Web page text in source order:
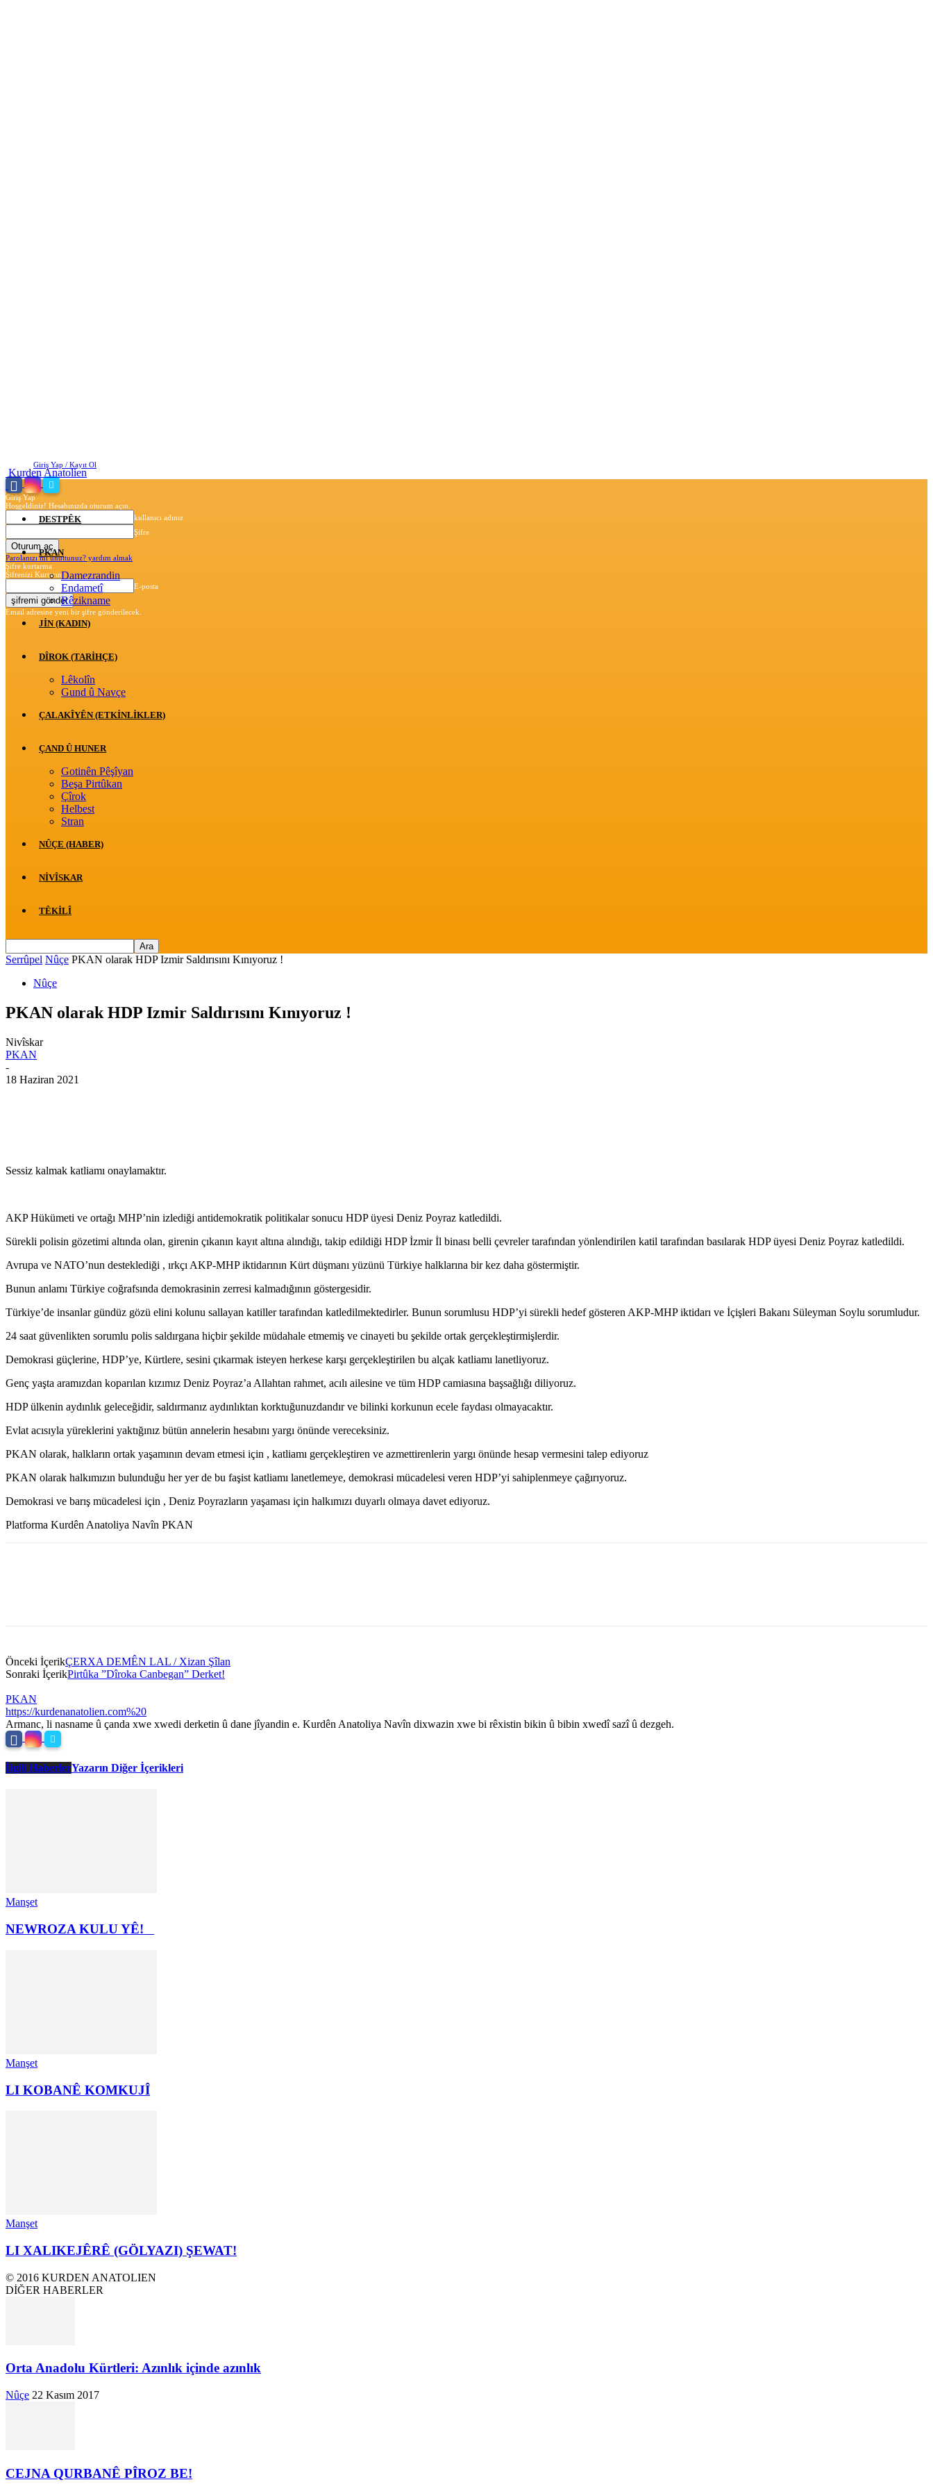
Giriş Yap / Kayıt Ol
Giriş Yap
Hoşgeldiniz! Hesabınızda oturum açın.
kullanıcı adınız
Şifre
Parolanızı mı unuttunuz? yardım almak
Şifre kurtarma
Şifrenizi Kurtarın
E-posta
Email adresine yeni bir şifre gönderilecek.
Kurden Anatolien
DESTPÊK
PKAN
Damezrandin
Endametî
Rêzikname
JİN (KADIN)
DÎROK (TARİHÇE)
Lêkolîn
Gund û Navçe
ÇALAKÎYÊN (ETKINLIKLER)
ÇAND Û HUNER
Gotinên Pêşîyan
Beşa Pirtûkan
Çîrok
Helbest
Stran
NÛÇE (HABER)
NIVÎSKAR
TÊKILÎ
Serrûpel Nûçe PKAN olarak HDP Izmir Saldırısını Kınıyoruz !
Nûçe
PKAN olarak HDP Izmir Saldırısını Kınıyoruz !
Nivîskar
PKAN
-
18 Haziran 2021
Sessiz kalmak katliamı onaylamaktır.
AKP Hükümeti ve ortağı MHP’nin izlediği antidemokratik politikalar sonucu HDP üyesi Deniz Poyraz katledildi.
Sürekli polisin gözetimi altında olan, girenin çıkanın kayıt altına alındığı, takip edildiği HDP İzmir İl binası belli çevreler tarafından yönlendirilen katil tarafından basılarak HDP üyesi Deniz Poyraz katledildi.
Avrupa ve NATO’nun desteklediği , ırkçı AKP-MHP iktidarının Kürt düşmanı yüzünü Türkiye halklarına bir kez daha göstermiştir.
Bunun anlamı Türkiye coğrafsında demokrasinin zerresi kalmadığının göstergesidir.
Türkiye’de insanlar gündüz gözü elini kolunu sallayan katiller tarafından katledilmektedirler. Bunun sorumlusu HDP’yi sürekli hedef gösteren AKP-MHP iktidarı ve İçişleri Bakanı Süleyman Soylu sorumludur.
24 saat güvenlikten sorumlu polis saldırgana hiçbir şekilde müdahale etmemiş ve cinayeti bu şekilde ortak gerçekleştirmişlerdir.
Demokrasi güçlerine, HDP’ye, Kürtlere, sesini çıkarmak isteyen herkese karşı gerçekleştirilen bu alçak katliamı lanetliyoruz.
Genç yaşta aramızdan koparılan kızımız Deniz Poyraz’a Allahtan rahmet, acılı ailesine ve tüm HDP camiasına başsağlığı diliyoruz.
HDP ülkenin aydınlık geleceğidir, saldırmanız aydınlıktan korktuğunuzdandır ve bilinki korkunun ecele faydası olmayacaktır.
Evlat acısıyla yüreklerini yaktığınız bütün annelerin hesabını yargı önünde vereceksiniz.
PKAN olarak, halkların ortak yaşamının devam etmesi için , katliamı gerçekleştiren ve azmettirenlerin yargı önünde hesap vermesini talep ediyoruz
PKAN olarak halkımızın bulunduğu her yer de bu faşist katliamı lanetlemeye, demokrasi mücadelesi veren HDP’yi sahiplenmeye çağırıyoruz.
Demokrasi ve barış mücadelesi için , Deniz Poyrazların yaşaması için halkımızı duyarlı olmaya davet ediyoruz.
Platforma Kurdên Anatoliya Navîn PKAN
Önceki İçerikÇERXA DEMÊN LAL / Xizan Şîlan
Sonraki İçerikPirtûka ”Dîroka Canbegan” Derket!
PKAN
https://kurdenanatolien.com%20
Armanc, li nasname û çanda xwe xwedi derketin û dane jîyandin e. Kurdên Anatoliya Navîn dixwazin xwe bi rêxistin bikin û bibin xwedî sazî û dezgeh.
İlgili HaberlerYazarın Diğer İçerikleri
Manşet
NEWROZA KULU YÊ!
Manşet
LI KOBANÊ KOMKUJÎ
Manşet
LI XALIKEJÊRÊ (GÖLYAZI) ŞEWAT!
© 2016 KURDEN ANATOLIEN
DİĞER HABERLER
Orta Anadolu Kürtleri: Azınlık içinde azınlık
Nûçe 22 Kasım 2017
CEJNA QURBANÊ PÎROZ BE!